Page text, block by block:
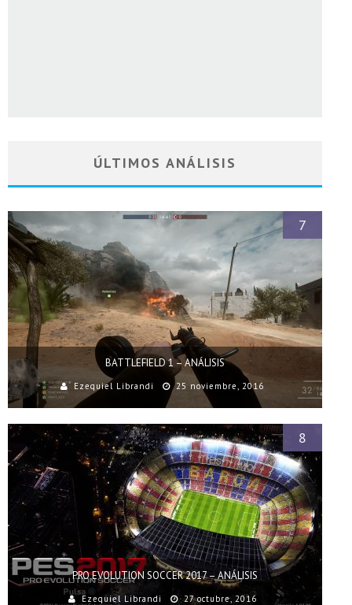
ÚLTIMOS ANÁLISIS
BATTLEFIELD 1 – ANÁLISIS
Ezequiel Librandi 25 noviembre, 2016
7
PRO EVOLUTION SOCCER 2017 – ANÁLISIS
Ezequiel Librandi 27 octubre, 2016
8